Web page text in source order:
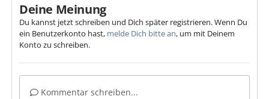
Deine Meinung
Du kannst jetzt schreiben und Dich später registrieren. Wenn Du
ein Benutzerkonto hast, melde Dich bitte an, um mit Deinem
Konto zu schreiben.
Kommentar schreiben...